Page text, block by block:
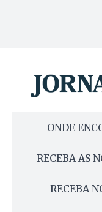
ONDE
RECEBA AS
RECEBA